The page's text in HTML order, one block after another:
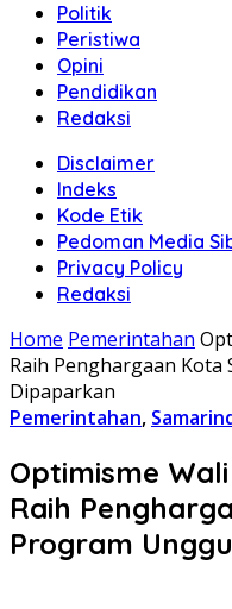
Politik
Peristiwa
Opini
Pendidikan
Redaksi
Disclaimer
Indeks
Kode Etik
Pedoman Media
Privacy Policy
Redaksi
Home Pemerintahan
Raih Penghargaan
Dipaparkan
Pemerintahan,
Optimisme
Raih
Program